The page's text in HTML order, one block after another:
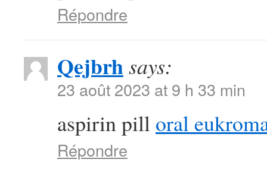
Répondre
Qejbrhsays:
23 août 2023 at 9 h 33 min
aspirin pill oral
Répondre